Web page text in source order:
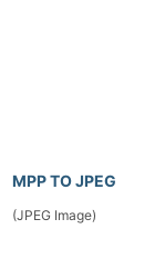
MPP TO JPEG
(JPEG Image)